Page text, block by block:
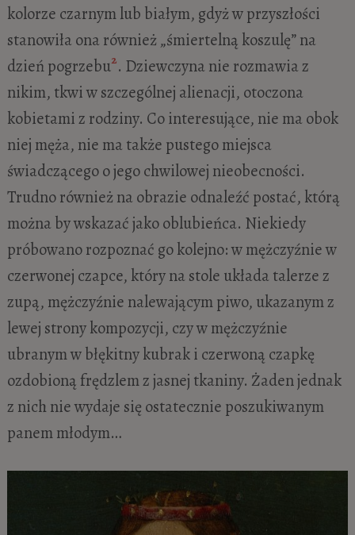
kolorze czarnym lub białym, gdyż w przyszłości
stanowiła ona również „śmiertelną koszulę” na
dzień pogrzebu2. Dziewczyna nie rozmawia z
nikim, tkwi w szczególnej alienacji, otoczona
kobietami z rodziny. Co interesujące, nie ma obok
niej męża, nie ma także pustego miejsca
świadczącego o jego chwilowej nieobecności.
Trudno również na obrazie odnaleźć postać, którą
można by wskazać jako oblubieńca. Niekiedy
próbowano rozpoznać go kolejno: w mężczyźnie w
czerwonej czapce, który na stole układa talerze z
zupą, mężczyźnie nalewającym piwo, ukazanym z
lewej strony kompozycji, czy w mężczyźnie
ubranym w błękitny kubrak i czerwoną czapkę
ozdobioną frędzlem z jasnej tkaniny. Żaden jednak
z nich nie wydaje się ostatecznie poszukiwanym
panem młodym…